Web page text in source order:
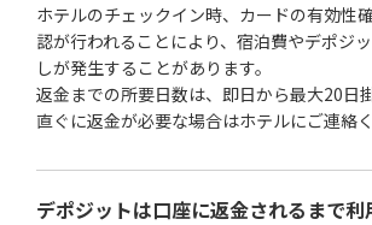
ホテルのチェックイン時、カードの有効性
認が行われることにより、宿泊費やデポジ
しが発生することがあります。
返金までの所要日数は、即日から最大20日
直ぐに返金が必要な場合はホテルにご連絡く
デポジットは口座に返金されるまで利